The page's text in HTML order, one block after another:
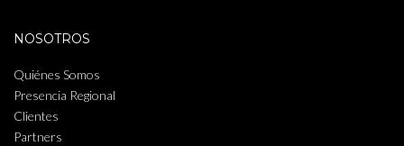
NOSOTROS
Quiénes Somos
Presencia Regional
Clientes
Partners